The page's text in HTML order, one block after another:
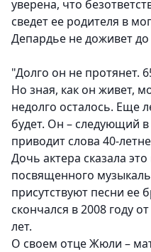
уверена, что
сведет ее родителя в
Депардье не доживет до
"Долго он не протянет.
Но зная, как он живет,
недолго осталось. Еще
будет. Он – следующий
приводит слова 40-
Дочь актера сказала
посвященного
присутствуют песни ее
скончался в 2008 году
лет.
О своем отце Жюли –